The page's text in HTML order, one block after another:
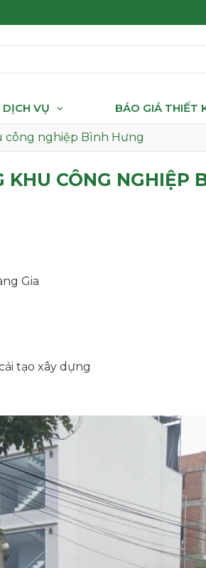
DỊCH VỤ BÁO GIÁ THIẾT
công nghiệp Bình Hưng
CÔNG NGHIỆP
Gia
tạo xây dựng